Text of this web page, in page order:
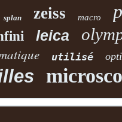
splan zeiss macro
leica
utilisé